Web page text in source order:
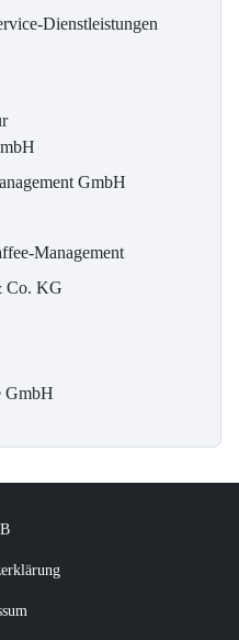
Dienstleistungen
GmbH
Management
Co. KG
GmbH